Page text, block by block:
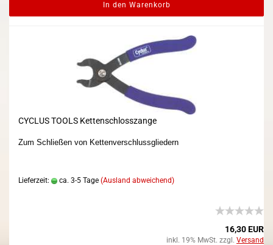
In den Warenkorb
CYCLUS TOOLS Kettenschlosszange
Zum Schließen von Kettenverschlussgliedern
Lieferzeit: ca. 3-5 Tage (Ausland abweichend)
16,30 EUR
inkl. 19% MwSt. zzgl. Versand